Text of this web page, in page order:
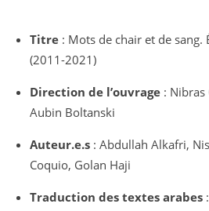
Titre : Mots de chair et de sang.
(2011-2021)
Direction de l’ouvrage : Nibras
Aubin Boltanski
Auteur.e.s : Abdullah Alkafri,
Coquio, Golan Haji
Traduction des textes arabes